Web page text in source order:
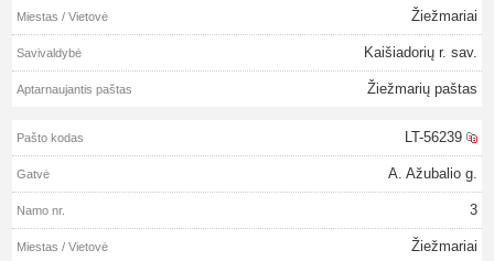
Žiežmariai
Kaišiadorių r. sav.
Žiežmarių paštas
LT-56239
A. Ažubalio g.
3
Žiežmariai